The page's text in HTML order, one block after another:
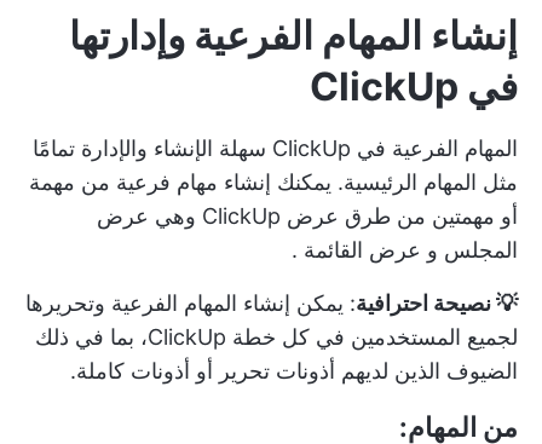
إنشاء المهام الفرعية وإدارتها
في ClickUp
المهام الفرعية في ClickUp سهلة الإنشاء والإدارة تمامًا
مثل المهام الرئيسية. يمكنك إنشاء مهام فرعية من مهمة
أو مهمتين من طرق عرض ClickUp وهي عرض
المجلس و عرض القائمة .
💡 نصيحة احترافية: يمكن إنشاء المهام الفرعية وتحريرها
لجميع المستخدمين في كل خطة ClickUp، بما في ذلك
الضيوف الذين لديهم أذونات تحرير أو أذونات كاملة.
من المهام: